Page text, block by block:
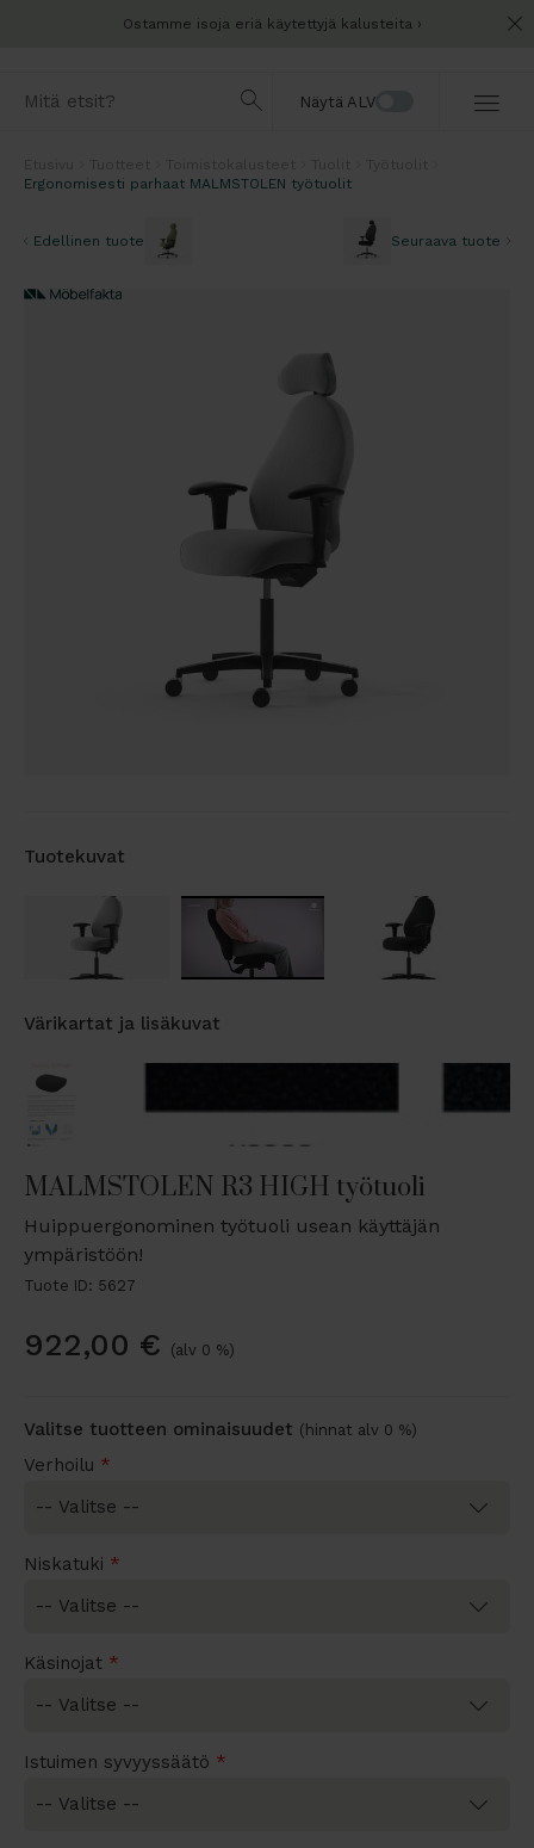
Ostamme isoja eriä käytettyjä kalusteita
Näytä ALV
Ergonomisesti parhaat MALMSTOLEN työtuolit
Edellinen tuote Seuraava tuote
Tuotekuvat
Värikartat ja lisäkuvat
MALMSTOLEN R3 HIGH työtuoli
Huippuergonominen työtuoli usean käyttäjän
ympäristöön!
Tuote ID: 5627
922,00 € (alv 0 %)
Valitse tuotteen ominaisuudet (hinnat alv 0 %)
Verhoilu *
Niskatuki *
Käsinojat *
Istuimen syvyyssäätö *